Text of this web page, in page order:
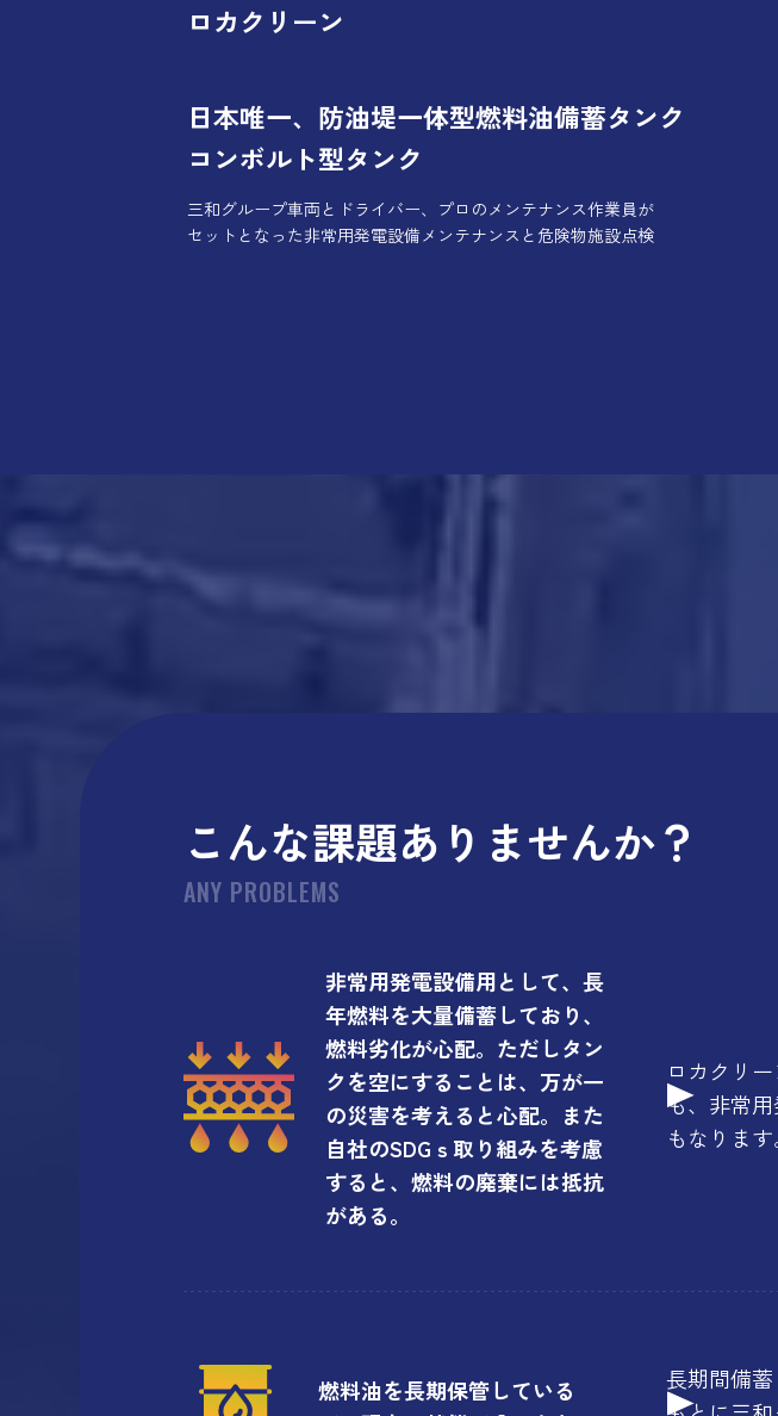
ロカクリーン
日本唯一、防油堤一体型燃料油備蓄タンク
コンボルト型タンク
三和グループ車両とドライバー、プロのメンテナンス作業員が
セットとなった非常用発電設備メンテナンスと危険物施設点検
こんな課題ありませんか？
ANY PROBLEMS
非常用発電設備用として、長
年燃料を大量備蓄しており、
燃料劣化が心配。ただしタン
クを空にすることは、万が一
の災害を考えると心配。また
自社のSDGｓ取り組みを考慮
すると、燃料の廃棄には抵抗
がある。
ロカクリ
も、非常
もなります
燃料油を長期保管している
長期間備